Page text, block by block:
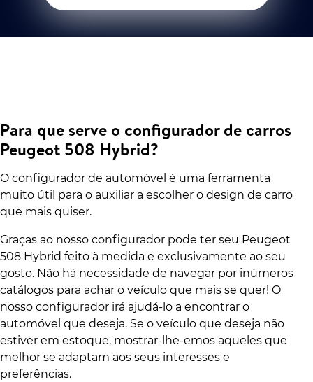
Para que serve o configurador de carros
Peugeot 508 Hybrid?
O configurador de automóvel é uma ferramenta
muito útil para o auxiliar a escolher o design de carro
que mais quiser.
Graças ao nosso configurador pode ter seu Peugeot
508 Hybrid feito à medida e exclusivamente ao seu
gosto. Não há necessidade de navegar por inúmeros
catálogos para achar o veículo que mais se quer! O
nosso configurador irá ajudá-lo a encontrar o
automóvel que deseja. Se o veículo que deseja não
estiver em estoque, mostrar-lhe-emos aqueles que
melhor se adaptam aos seus interesses e
preferências.